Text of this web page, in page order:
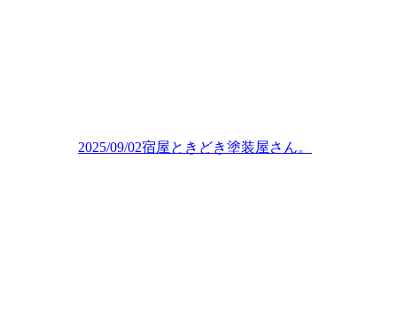
2025/09/02宿屋ときどき塗装屋さん。